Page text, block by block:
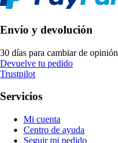
Envío y devolución
30 días para cambiar de opinión
Devuelve tu pedido
Trustpilot
Servicios
Mi cuenta
Centro de ayuda
Seguir mi pedido